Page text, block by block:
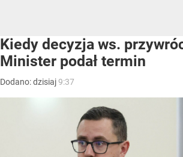
Kiedy decyzja ws.
Minister podał termin
Dodano:dzisiaj9:37